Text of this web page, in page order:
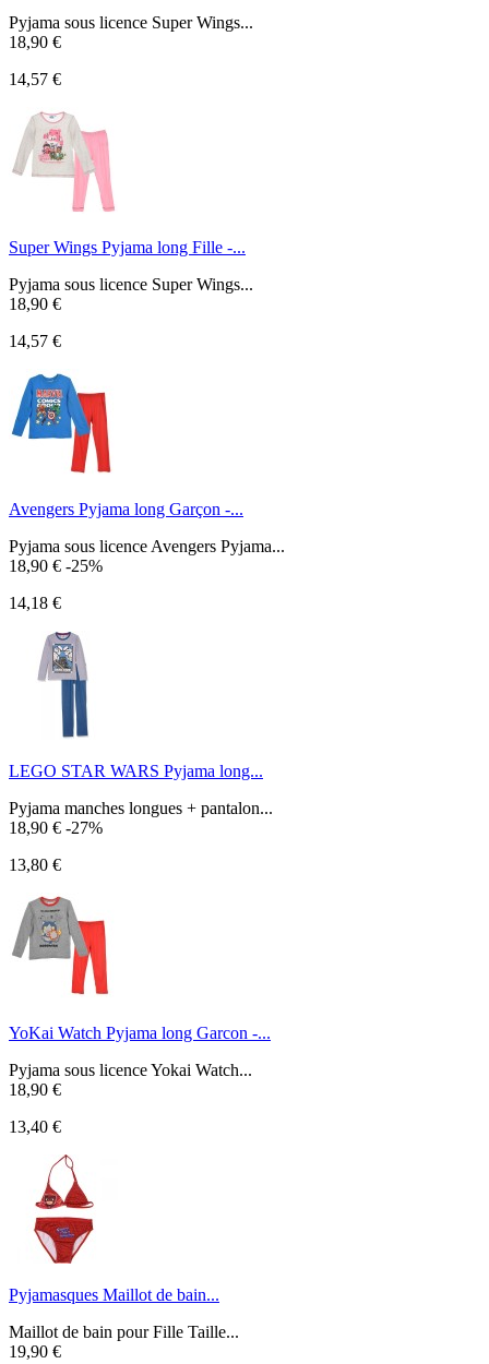
Pyjama sous licence Super Wings...
18,90 €
14,57 €
Super Wings Pyjama long Fille -...
Pyjama sous licence Super Wings...
18,90 €
14,57 €
Avengers Pyjama long Garçon -...
Pyjama sous licence Avengers Pyjama...
18,90 € -25%
14,18 €
LEGO STAR WARS Pyjama long...
Pyjama manches longues + pantalon...
18,90 € -27%
13,80 €
YoKai Watch Pyjama long Garcon -...
Pyjama sous licence Yokai Watch...
18,90 €
13,40 €
Pyjamasques Maillot de bain...
Maillot de bain pour Fille Taille...
19,90 €